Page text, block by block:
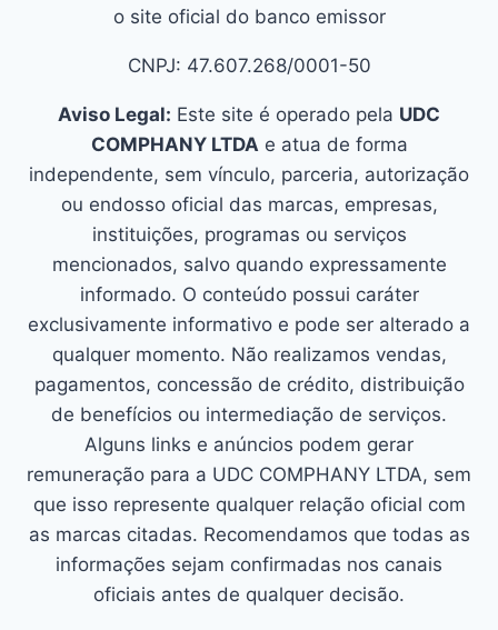
o site oficial do banco emissor
CNPJ: 47.607.268/0001-50
Aviso Legal: Este site é operado pela UDC
COMPHANY LTDAe atua de forma
independente, sem vínculo, parceria, autorização
ou endosso oficial das marcas, empresas,
instituições, programas ou serviços
mencionados, salvo quando expressamente
informado. O conteúdo possui caráter
exclusivamente informativo e pode ser alterado a
qualquer momento. Não realizamos vendas,
pagamentos, concessão de crédito, distribuição
de benefícios ou intermediação de serviços.
Alguns links e anúncios podem gerar
remuneração para a UDC COMPHANY LTDA, sem
que isso represente qualquer relação oficial com
as marcas citadas. Recomendamos que todas as
informações sejam confirmadas nos canais
oficiais antes de qualquer decisão.